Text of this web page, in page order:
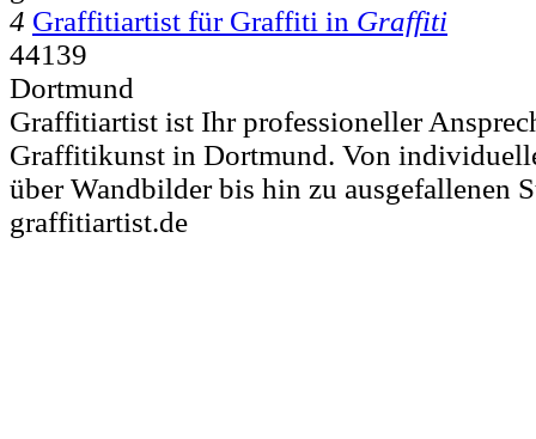
4 Graffitiartist für Graffiti in Graffiti
44139
Dortmund
Graffitiartist ist Ihr professioneller
Graffitikunst in Dortmund. Von
über Wandbilder bis hin zu ausgefallenen
graffitiartist.de